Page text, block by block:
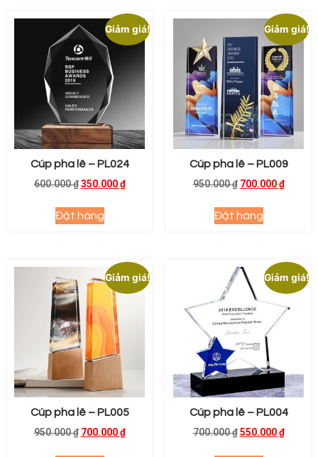
Giảm giá!
Cúp pha lê – PL024
600.000₫ 350.000₫
Đặt hàng
Giảm giá!
Cúp pha lê – PL009
950.000₫ 700.000₫
Đặt hàng
Giảm giá!
Cúp pha lê – PL005
950.000₫ 700.000₫
Giảm giá!
Cúp pha lê – PL004
700.000₫ 550.000₫